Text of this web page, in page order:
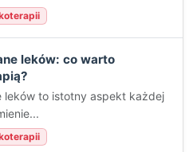
leków: co warto
leków to istotny aspekt każdej